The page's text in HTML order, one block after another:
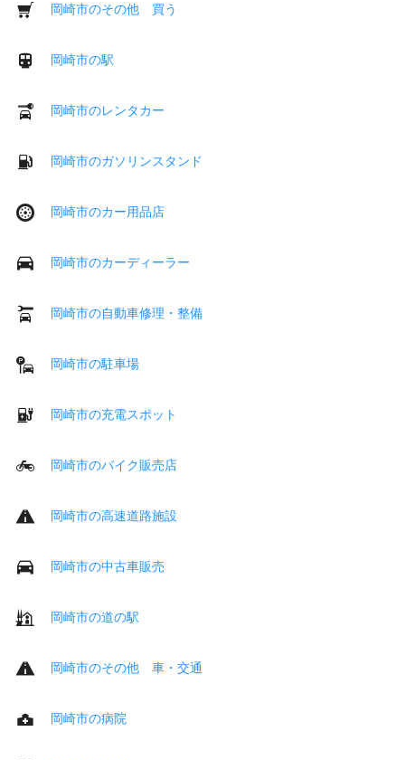
岡崎市のその他 買う
岡崎市の駅
岡崎市のレンタカー
岡崎市のガソリンスタンド
岡崎市のカー用品店
岡崎市のカーディーラー
岡崎市の自動車修理・整備
岡崎市の駐車場
岡崎市の充電スポット
岡崎市のバイク販売店
岡崎市の高速道路施設
岡崎市の中古車販売
岡崎市の道の駅
岡崎市のその他 車・交通
岡崎市の病院